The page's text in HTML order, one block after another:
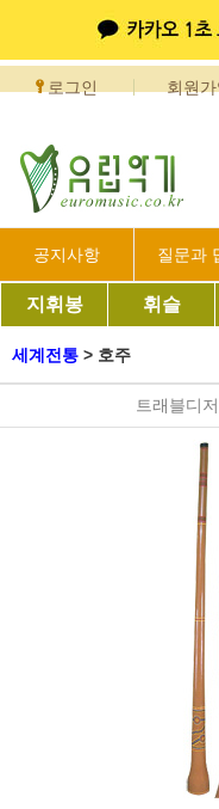
로그인 회원가
공지사항 질문과
지휘봉 휘슬
세계전통 > 호주
트래블디